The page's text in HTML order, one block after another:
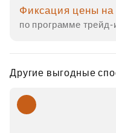
Фиксация цены на
по программе
Другие выгодные